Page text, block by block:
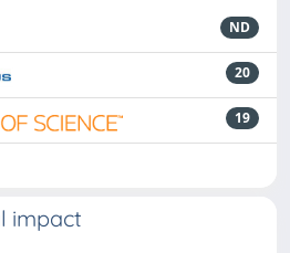
ND
20
19
impact